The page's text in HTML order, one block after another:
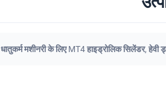
धातुकर्म मशीनरी के लिए MT4 हाइड्रोलिक सिलेंडर, हेवी